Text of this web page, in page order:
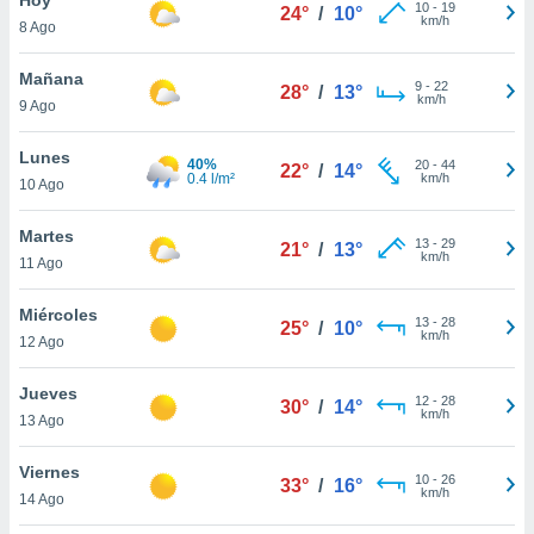
en
más
nuestra
de
cookies
aceptar
8 Ago
24° / 10° 10- 19
km/h
Mañana
9 Ago
28° / 13° 9- 22
km/h
Lunes
10 Ago
40%
0.4 l/m²
22° / 14° 20- 44
km/h
Martes
11 Ago
21° / 13° 13- 29
km/h
Miércoles
12 Ago
25° / 10° 13- 28
km/h
Jueves
13 Ago
30° / 14° 12- 28
km/h
Viernes
14 Ago
33° / 16° 10- 26
km/h